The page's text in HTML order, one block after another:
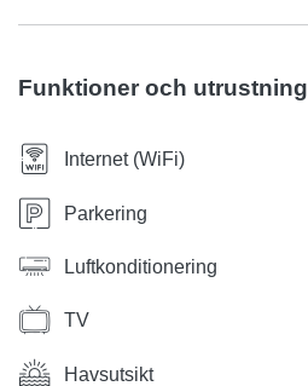
Funktioner och utrustning
Internet (WiFi)
Parkering
Luftkonditionering
TV
Havsutsikt